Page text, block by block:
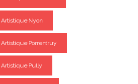
Nyon
Porrentruy
Pully